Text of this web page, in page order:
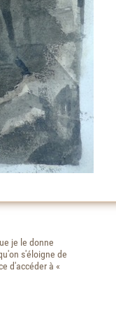
je le donne
s'éloigne de
d'accéder à «